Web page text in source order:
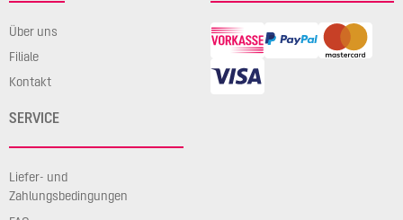
Über uns
Filiale
Kontakt
SERVICE
Liefer- und
Zahlungsbedingungen